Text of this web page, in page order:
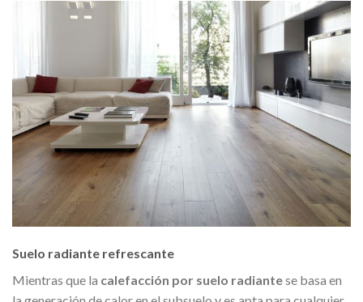
Suelo radiante refrescante
Mientras que la calefacción por suelo radiantese basa en